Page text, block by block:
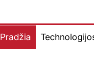
Pradžia